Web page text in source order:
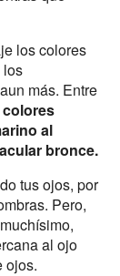
los colores
los
más. Entre
al
bronce.
tus ojos, por
Pero,
al ojo
ojos.